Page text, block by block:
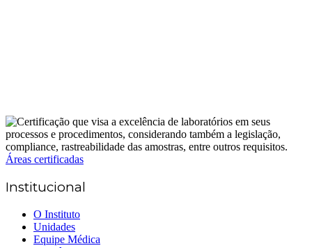
Áreas certificadas
Institucional
O Instituto
Unidades
Equipe Médica